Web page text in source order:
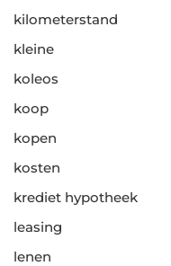
kilometerstand
kleine
koleos
koop
kopen
kosten
krediet hypotheek
leasing
lenen